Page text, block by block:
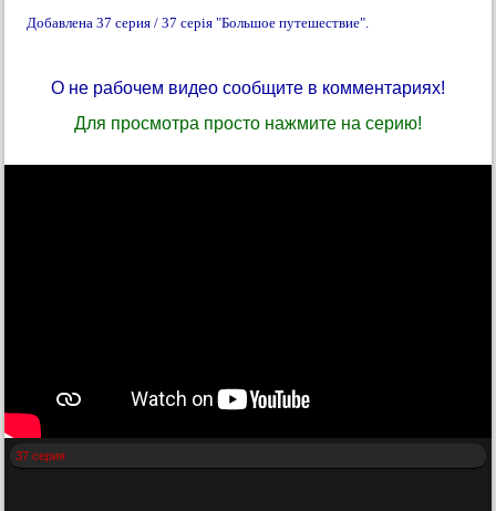
Добавлена 37 серия / 37 серія "Большое путешествие".
О не рабочем видео сообщите в комментариях!
Для просмотра просто нажмите на серию!
37 серия